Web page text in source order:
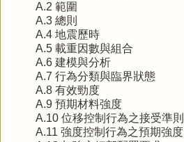
A.2 範圍
A.3 總則
A.4 地震歷時
A.5 載重因數與組合
A.6 建模與分析
A.7 行為分類與臨界狀態
A.8 有效勁度
A.9 預期材料強度
A.10 位移控制行為之接受準則
A.11 強度控制行為之預期強度